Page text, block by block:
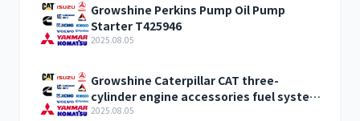
Growshine Perkins Pump Oil Pump
Starter T425946
2025.08.05
Growshine Caterpillar CAT three-
cylinder engine accessories fuel system
inquiry
2025.08.05